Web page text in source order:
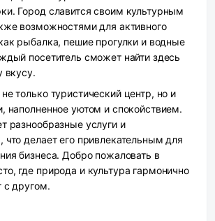
Город славится своим культурным
возможностями для активного
рыбалка, пешие прогулки и водные
посетитель сможет найти здесь
вкусу.
только туристический центр, но и
наполненное уютом и спокойствием.
разнообразные услуги и
что делает его привлекательным для
бизнеса. Добро пожаловать в
где природа и культура гармонично
с другом.